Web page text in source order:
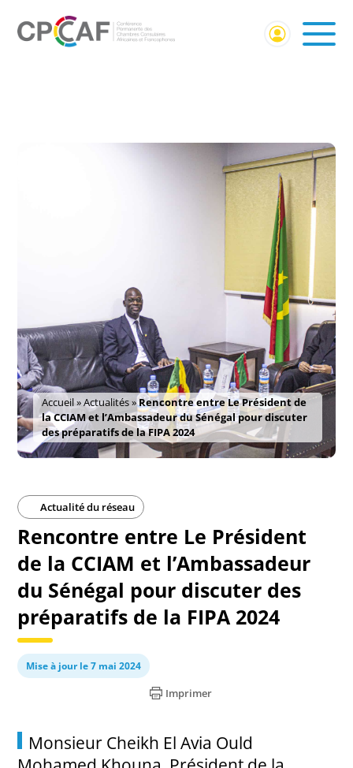
Accueil»Actualités»Rencontre entre Le Président de
la CCIAM et l’Ambassadeur du Sénégal pour discuter
des préparatifs de la FIPA 2024
Actualité du réseau
Rencontre entre Le Président
de la CCIAM et l’Ambassadeur
du Sénégal pour discuter des
préparatifs de la FIPA 2024
Mise à jour le 7 mai 2024
Imprimer
Monsieur Cheikh El Avia Ould